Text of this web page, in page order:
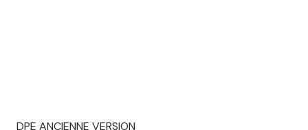
DPE ANCIENNE VERSION